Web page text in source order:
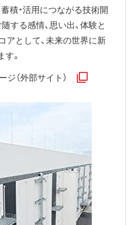
積・活用につながる技術開
する感情、思い出、体験と
アとして、未来の世界に新
。
（外部サイト）